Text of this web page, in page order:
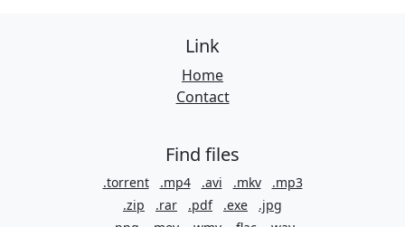
Link
Home
Contact
Find files
.torrent .mp4 .avi .mkv
.mp3
.zip
.rar .pdf .exe
.jpg